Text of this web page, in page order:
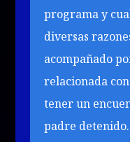
programa y
diversas
acompañado
relacionada
tener un
padre detenido.